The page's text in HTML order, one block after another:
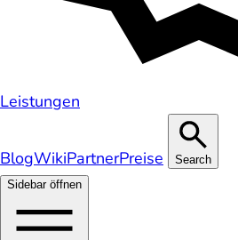
Leistungen
BlogWikiPartnerPreise
Search
Sidebar öffnen